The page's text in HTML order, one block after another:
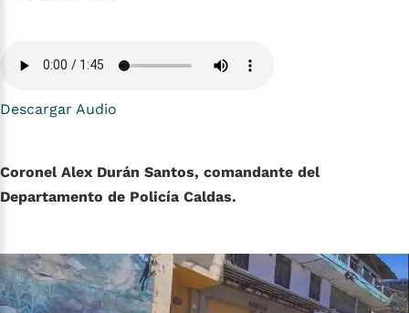
Descargar Audio
Coronel Alex Durán Santos, comandante del
Departamento de Policía Caldas.